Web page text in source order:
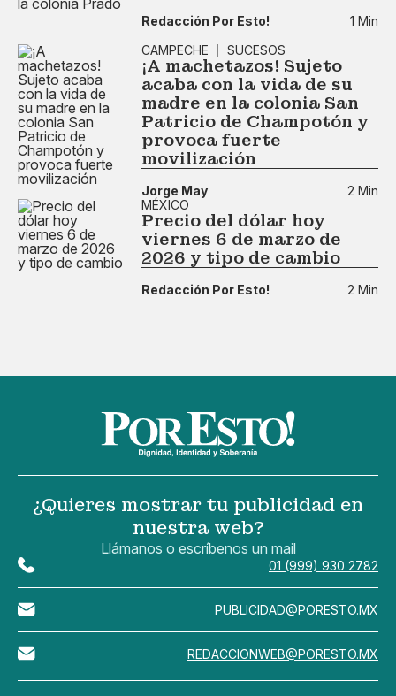
Redacción Por Esto!
1 Min
CAMPECHE
SUCESOS
¡A machetazos! Sujeto
acaba con la vida de su
madre en la colonia San
Patricio de Champotón y
provoca fuerte
movilización
Jorge May
2 Min
MÉXICO
Precio del dólar hoy
viernes 6 de marzo de
2026 y tipo de cambio
Redacción Por Esto! 2 Min
¿Quieres mostrar tu publicidad en
nuestra web?
Llámanos o escríbenos un mail
01 (999) 930 2782
PUBLICIDAD@PORESTO.MX
REDACCIONWEB@PORESTO.MX